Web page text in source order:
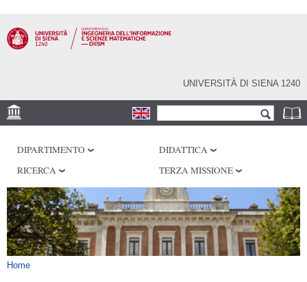
contenuto
principale
UNIVERSITÀ DI SIENA 1240
Form di ricerca
PHD PROGRAM
LABORATORI
BIBLIOTECHE
SERVIZI
DIPARTIMENTO
DIDATTICA
RICERCA
TERZA MISSIONE
Tu sei qui
Home